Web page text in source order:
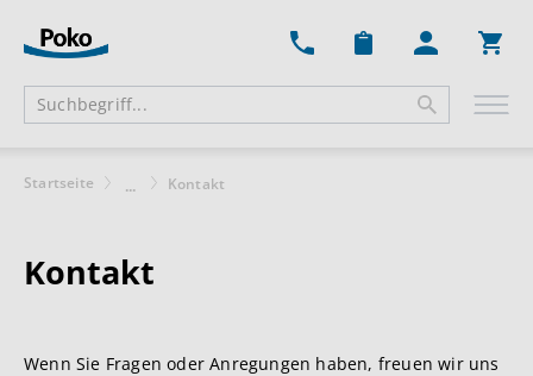
Startseite ... Kontakt
Kontakt
Wenn Sie Fragen oder Anregungen haben, freuen wir uns